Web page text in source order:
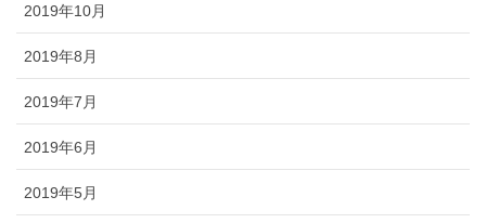
2019年10月
2019年8月
2019年7月
2019年6月
2019年5月